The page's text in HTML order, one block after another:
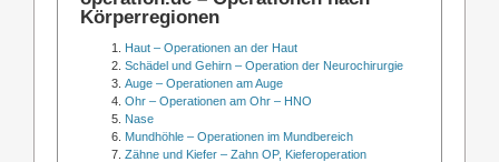
Körperregionen
Haut – Operationen an der Haut
Schädel und Gehirn – Operation der Neurochirurgie
Auge – Operationen am Auge
Ohr – Operationen am Ohr – HNO
Nase
Mundhöhle – Operationen im Mundbereich
Zähne und Kiefer – Zahn OP, Kieferoperation